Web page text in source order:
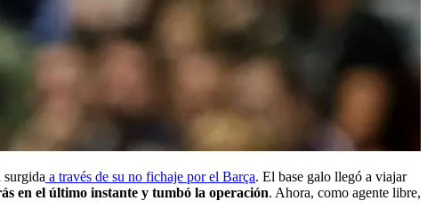
surgida a través de su no fichaje por el Barça. El base galo llegó a viajar
en el último instante y tumbó la operación. Ahora, como agente libre,